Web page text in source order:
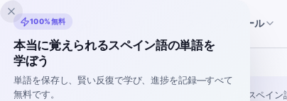
Inklingo スペイン語ツール
スペイン
100%無料
本当に覚えられるスペイン語の単語を
学ぼう
単語を保存し、賢い反復で学び、進捗を記録—すべて
無料です。